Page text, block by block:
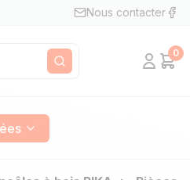
Nous contacter
Rechercher Mon
0